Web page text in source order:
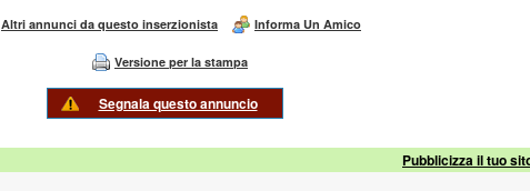
Altri annunci da questo inserzionista Informa Un Amico
Versione per la stampa
Segnala questo annuncio
Pubblicizza il tuo